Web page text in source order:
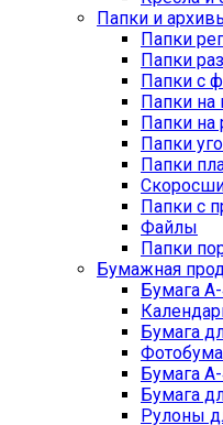
Папки и
Папки
Папки
Папки с
Папки на
Папки на
Папки
Папки
Папки с
Файлы
Папки
Бумажная
Бумага
Бумага
Бумага
Бумага
Рулоны